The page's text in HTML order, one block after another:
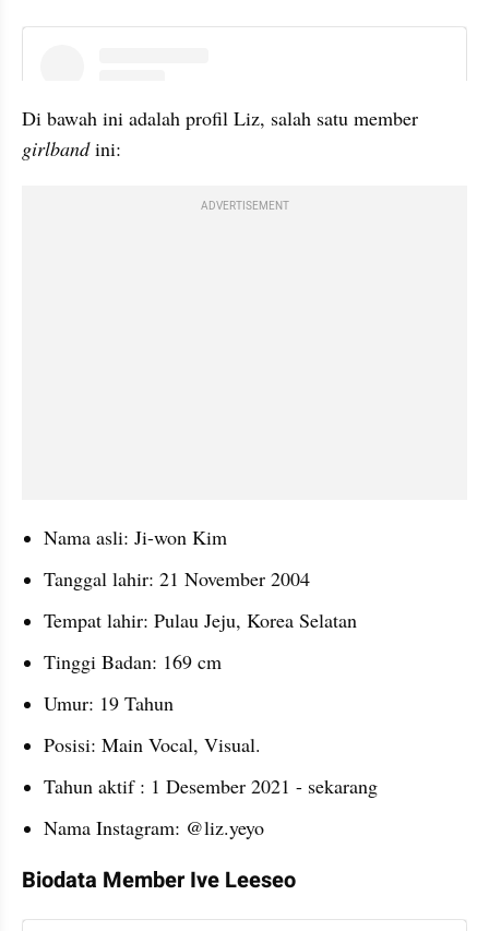
girlband ini:
ADVERTISEMENT
Nama asli: Ji-won Kim
Tanggal lahir: 21 November 2004
Tempat lahir: Pulau Jeju, Korea Selatan
Tinggi Badan: 169 cm
Umur: 19 Tahun
Posisi: Main Vocal, Visual.
Tahun aktif : 1 Desember 2021 - sekarang
Nama Instagram: @liz.yeyo
Biodata Member Ive Leeseo